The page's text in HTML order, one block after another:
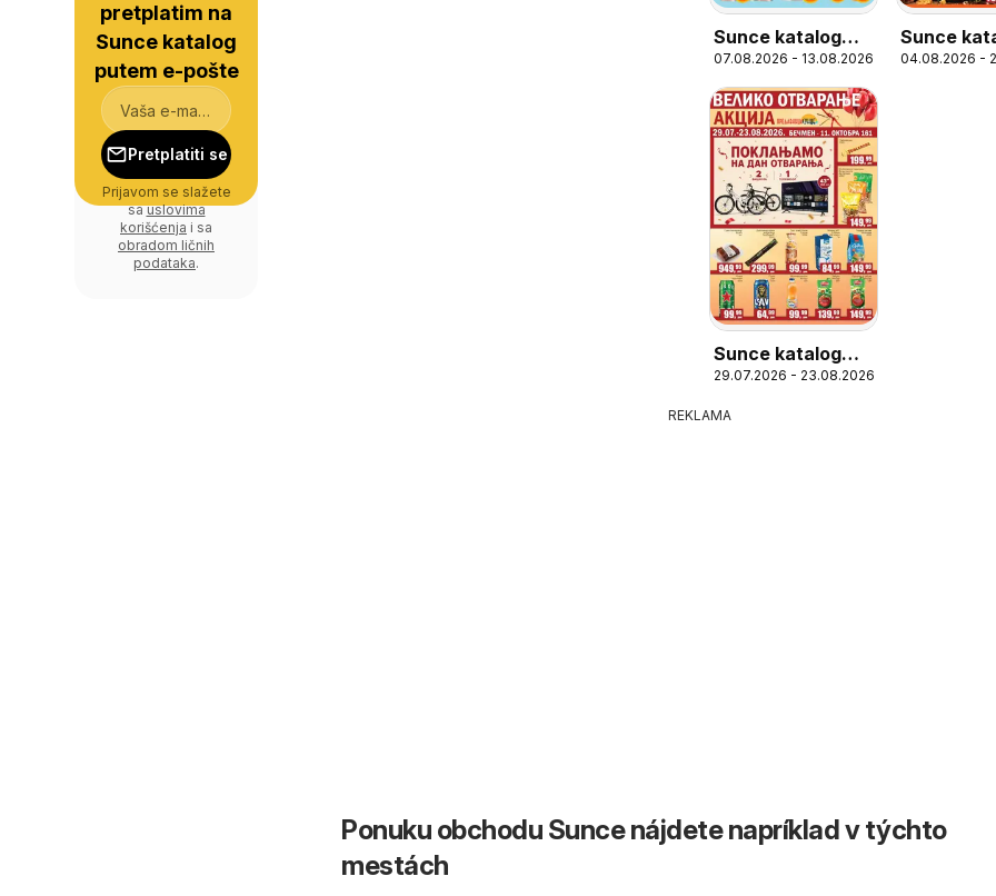
Sunce katalog
Луде цене
07.08.2026 - 13.08.2026
Sunce
04.08.2026 -
Sunce katalog
Велико
отварање у
29.07.2026 - 23.08.2026
REKLAMA
Ponuku obchodu Sunce nájdete napríklad v týchto
mestách
pretplatim na
Sunce katalog
putem e-pošte
Pretplatiti se
Prijavom se slažete
sauslovima
korišćenja i sa
obradom ličnih
podataka.